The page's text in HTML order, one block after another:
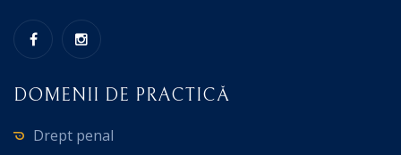
DOMENII DE PRACTICĂ
Drept penal